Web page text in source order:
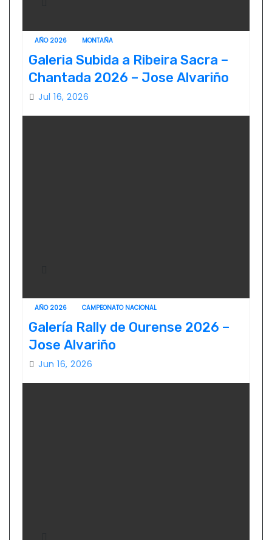
AÑO 2026 MONTAÑA
Galeria Subida a Ribeira Sacra –
Chantada 2026 – Jose Alvariño
Jul 16, 2026
AÑO 2026 CAMPEONATO NACIONAL
Galería Rally de Ourense 2026 –
Jose Alvariño
Jun 16, 2026